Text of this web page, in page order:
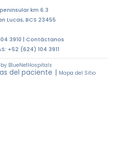
km 6.3
Lucas, BCS 23455
3910 | Contáctanos
+52 (624) 104 3911
BlueNetHospitals
del paciente | Mapa del Sitio